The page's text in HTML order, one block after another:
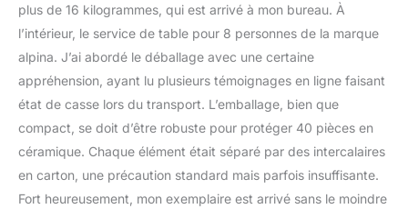
COMPATIBLE MICRO-
ONDES ET LAVE-
est à la fois compatible
avec le lave-vaisselle et
le micro-ondes. Cela
rend le nettoyage facile
et rapide, et vous pouvez
également réchauffer les
plats dessus. SERVICE
DE TABLE EN FAÏENCE -
plus de 16 kilogrammes, qui est arrivé à mon bureau. À
l’intérieur, le service de table pour 8 personnes de la marque
alpina. J’ai abordé le déballage avec une certaine
appréhension, ayant lu plusieurs témoignages en ligne faisant
état de casse lors du transport. L’emballage, bien que
compact, se doit d’être robuste pour protéger 40 pièces en
céramique. Chaque élément était séparé par des intercalaires
en carton, une précaution standard mais parfois insuffisante.
Fort heureusement, mon exemplaire est arrivé sans le moindre